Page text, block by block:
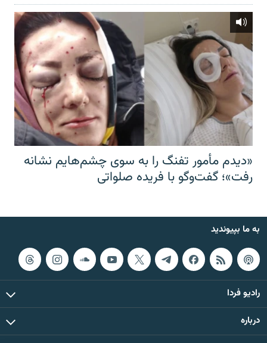
«دیدم مأمور تفنگ را به سوی چشم‌هایم نشانه
رفت»؛ گفت‌و‌گو با فریده صلواتی
به ما بپیوندید
رادیو فردا
درباره